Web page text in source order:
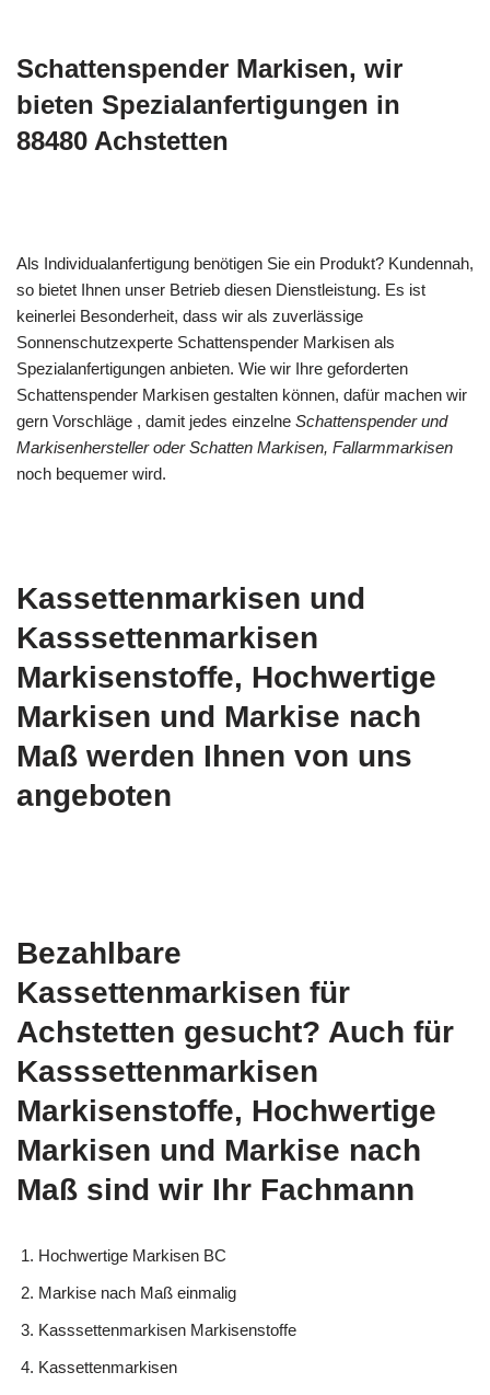
Schattenspender Markisen, wir
bieten Spezialanfertigungen in
88480 Achstetten
Als Individualanfertigung benötigen Sie ein Produkt? Kundennah,
so bietet Ihnen unser Betrieb diesen Dienstleistung. Es ist
keinerlei Besonderheit, dass wir als zuverlässige
Sonnenschutzexperte Schattenspender Markisen als
Spezialanfertigungen anbieten. Wie wir Ihre geforderten
Schattenspender Markisen gestalten können, dafür machen wir
gern Vorschläge , damit jedes einzelne Schattenspender und
Markisenhersteller oder Schatten Markisen, Fallarmmarkisen
noch bequemer wird.
Kassettenmarkisen und
Kasssettenmarkisen
Markisenstoffe, Hochwertige
Markisen und Markise nach
Maß werden Ihnen von uns
angeboten
Bezahlbare
Kassettenmarkisen für
Achstetten gesucht? Auch für
Kasssettenmarkisen
Markisenstoffe, Hochwertige
Markisen und Markise nach
Maß sind wir Ihr Fachmann
Hochwertige Markisen BC
Markise nach Maß einmalig
Kasssettenmarkisen Markisenstoffe
Kassettenmarkisen